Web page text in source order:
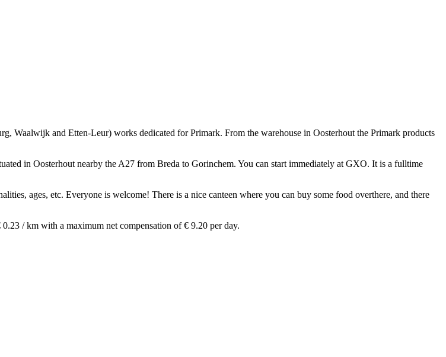
Waalwijk and Etten-Leur) works dedicated for Primark. From the warehouse in Oosterhout the Primark products
in Oosterhout nearby the A27 from Breda to Gorinchem. You can start immediately at GXO. It is a fulltime
ages, etc. Everyone is welcome! There is a nice canteen where you can buy some food overthere, and there
/ km with a maximum net compensation of € 9.20 per day.